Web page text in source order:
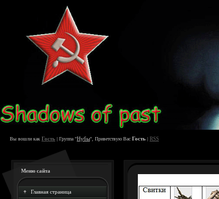
Вы вошли как Гость | Группа "Нубы", Приветствую Вас Гость | RSS
Меню сайта
Главная страница